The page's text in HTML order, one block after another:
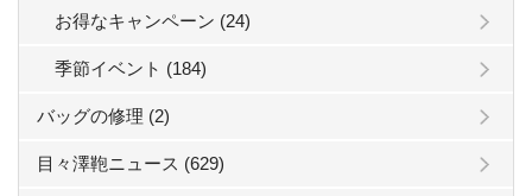
お得なキャンペーン (24)
季節イベント (184)
バッグの修理 (2)
目々澤鞄ニュース (629)